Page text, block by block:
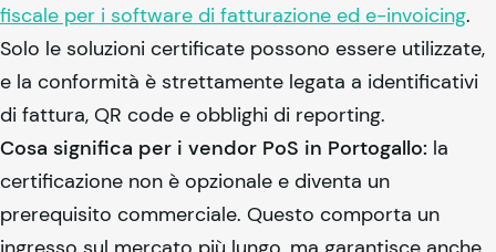
fiscale per i software di fatturazione ed e-invoicing.
Solo le soluzioni certificate possono essere utilizzate,
e la conformità è strettamente legata a identificativi
di fattura, QR code e obblighi di reporting.
Cosa significa per i vendor PoS in Portogallo: la
certificazione non è opzionale e diventa un
prerequisito commerciale. Questo comporta un